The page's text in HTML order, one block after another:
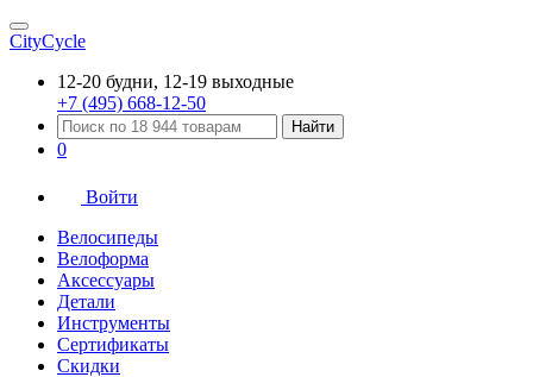
CityCycle
12-20 будни, 12-19 выходные
+7 (495) 668-12-50
Найти
0
Войти
Велосипеды
Велоформа
Аксессуары
Детали
Инструменты
Сертификаты
Скидки